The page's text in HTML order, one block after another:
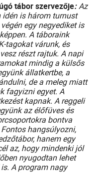
tábor szervezője:Az
is három turnust
egy negyediket is
A táboraink
tagokat várunk, és
részt rajtuk. A napi
mindig a külsős
állatkertbe, a
de a meleg miatt
fagyizni egyet. A
kapnak. A reggeli
az élőfüves és
bontva
hangsúlyozni,
hanem egy
az, hogy mindenki jól
nyugodtan lehet
A program nagy